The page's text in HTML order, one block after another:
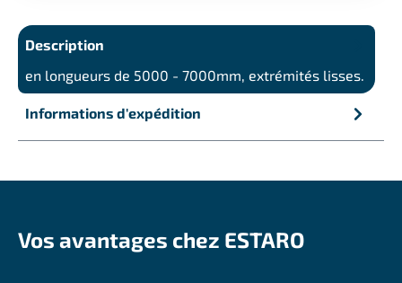
Description
en longueurs de 5000 - 7000mm, extrémités lisses.
Informations d'expédition
Vos avantages chez ESTARO